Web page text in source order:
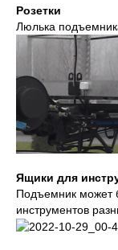
Розетки
Люлька
Ящики для
Подъемник может
инструментов